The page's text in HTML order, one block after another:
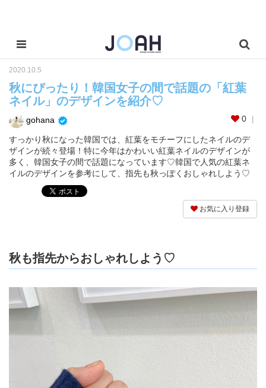
2020.10.5
秋にぴったり！韓国女子の間で話題の「紅葉
ネイル」のデザインを紹介♡
gohana 0
すっかり秋になった韓国では、紅葉をモチーフにしたネイルのデ
ザインが続々登場！特に今年はかわいい紅葉ネイルのデザインが
多く、韓国女子の間で話題になっています♡韓国で人気の紅葉ネ
イルのデザインを参考にして、指先も秋っぽくおしゃれしよう♡
お気に入り登録
秋も指先からおしゃれしよう♡